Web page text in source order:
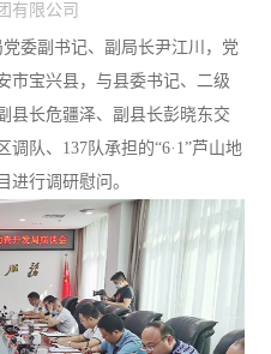
有限公司
委副书记、副局长尹江川，党
市宝兴县，与县委书记、二级
县长危疆泽、副县长彭晓东交
队、137队承担的“6·1”芦山地
进行调研慰问。